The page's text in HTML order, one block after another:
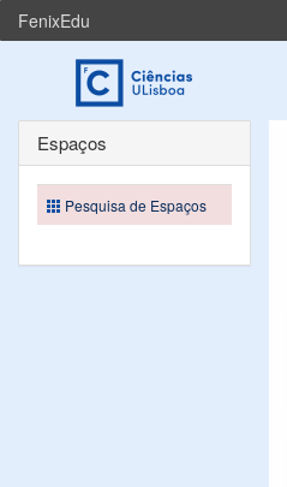
FenixEdu
Espaços
Pesquisa de Espaços